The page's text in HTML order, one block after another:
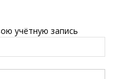
учётную запись